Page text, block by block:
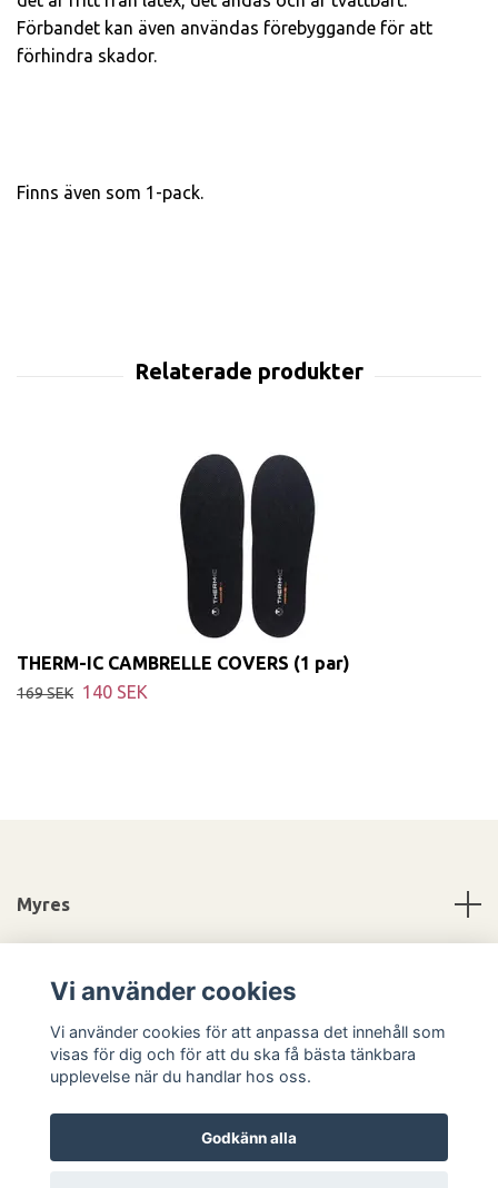
Förbandet kan även användas förebyggande för att
förhindra skador.
Finns även som 1-pack.
THERM-IC CAMBRELLE COVERS (1 par)
169 SEK 140 SEK
Myres
Sociala medier
Vi använder cookies
Vi använder cookies för att anpassa det innehåll som
visas för dig och för att du ska få bästa tänkbara
upplevelse när du handlar hos oss.
Godkänn alla